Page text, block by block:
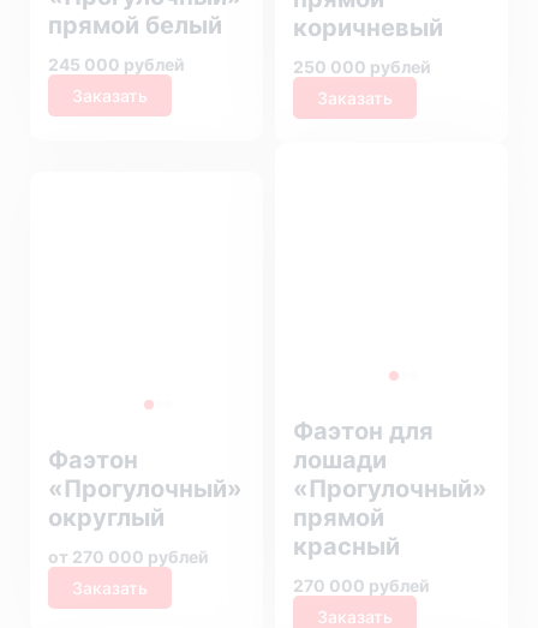
прямой белый
245 000 рублей
Заказать
коричневый
250 000 рублей
Заказать
Фаэтон
«Прогулочный»
округлый
от 270 000 рублей
Заказать
Фаэтон для
лошади
«Прогулочный»
прямой
красный
270 000 рублей
Заказать